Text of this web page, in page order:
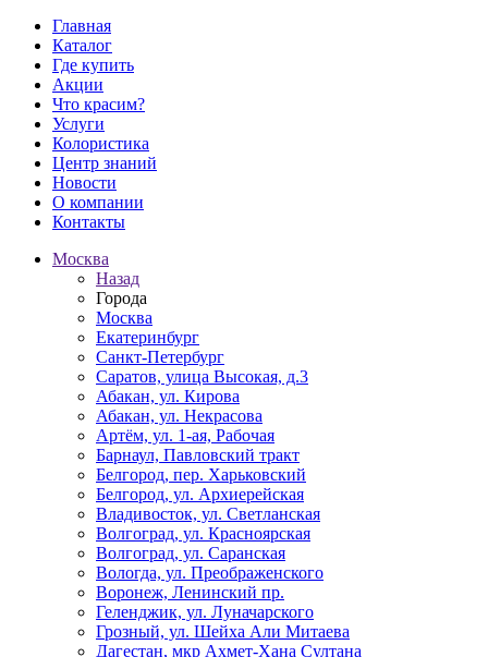
Главная
Каталог
Где купить
Акции
Что красим?
Услуги
Колористика
Центр знаний
Новости
О компании
Контакты
Москва
Назад
Города
Москва
Екатеринбург
Санкт-Петербург
Саратов, улица Высокая, д.3
Абакан, ул. Кирова
Абакан, ул. Некрасова
Артём, ул. 1-ая, Рабочая
Барнаул, Павловский тракт
Белгород, пер. Харьковский
Белгород, ул. Архиерейская
Владивосток, ул. Светланская
Волгоград, ул. Красноярская
Волгоград, ул. Саранская
Вологда, ул. Преображенского
Воронеж, Ленинский пр.
Геленджик, ул. Луначарского
Грозный, ул. Шейха Али Митаева
Дагестан, мкр Ахмет-Хана Султана